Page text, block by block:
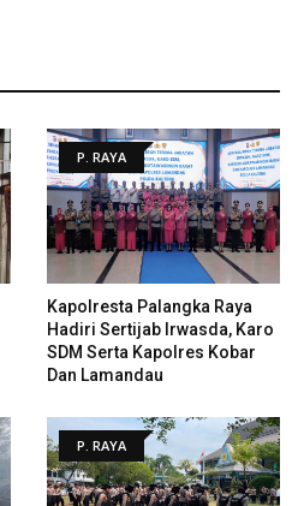
P. RAYA
Kapolresta Palangka Raya
Hadiri Sertijab Irwasda, Karo
SDM Serta Kapolres Kobar
Dan Lamandau
P. RAYA